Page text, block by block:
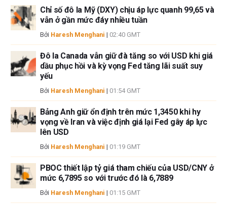
thông tin này và việc hiển thị hoặc sử dụng thông tin này. Ngoại trừ các
lỗi và thiếu sót.
Tác giả và FXStreet không phải là các cố vấn đầu tư đã đăng ký và không
có nội dung nào trong bài viết này nhằm mục đích tư vấn đầu tư.
Chỉ số đô la Mỹ (DXY) chịu áp lực quanh 99,65 và
vẫn ở gần mức đáy nhiều tuần
Bởi Haresh Menghani | 02:40 GMT
Đô la Canada vẫn giữ đà tăng so với USD khi giá
dầu phục hồi và kỳ vọng Fed tăng lãi suất suy
yếu
Bởi Haresh Menghani | 01:54 GMT
Bảng Anh giữ ổn định trên mức 1,3450 khi hy
vọng về Iran và việc định giá lại Fed gây áp lực
lên USD
Bởi Haresh Menghani | 01:19 GMT
PBOC thiết lập tỷ giá tham chiếu của USD/CNY ở
mức 6,7895 so với trước đó là 6,7889
Bởi Haresh Menghani | 01:15 GMT